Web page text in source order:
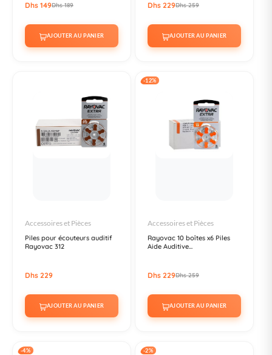
Dhs 149Dhs 189
AJOUTER AU PANIER
Dhs 229Dhs 259
AJOUTER AU PANIER
Accessoires et Pièces
Piles pour écouteurs auditif
Rayovac 312
Dhs 229
AJOUTER AU PANIER
-12%
Accessoires et Pièces
Rayovac 10 boîtes x6 Piles
Aide Auditive...
Dhs 229Dhs 259
AJOUTER AU PANIER
-4% -2%